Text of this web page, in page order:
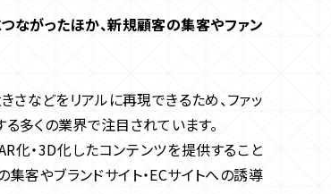
ながったほか、新規顧客の集客やファン
さなどをリアルに再現できるため、ファッ
多くの業界で注目されています。
化・3D化したコンテンツを提供すること
客やブランドサイト・ECサイトへの誘導